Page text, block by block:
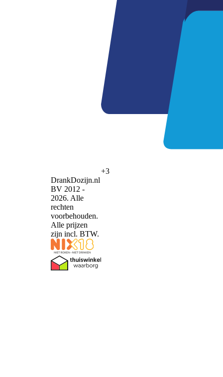
+3
DrankDozijn.nl
BV 2012 -
2026. Alle
rechten
voorbehouden.
Alle prijzen
zijn incl. BTW.